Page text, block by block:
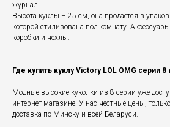
журнал.
Высота куклы – 25 см, она продается в
которой стилизована под комнату.
коробки и чехлы.
Где купить куклу Victory LOL OMG серии
Модные высокие куколки из 8 серии уже
интернет-магазине. У нас честные цены,
доставка по Минску и всей Беларуси.